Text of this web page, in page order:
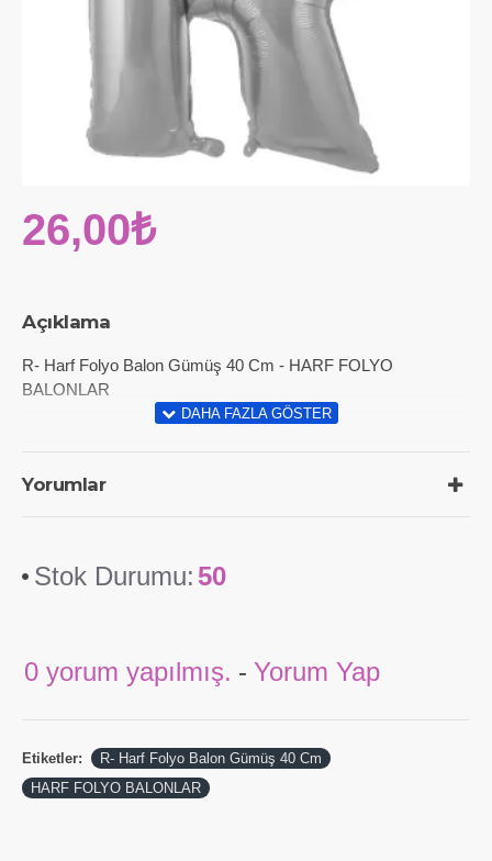
Açıklama
R- Harf Folyo Balon Gümüş 40 Cm - HARF FOLYO
BALONLAR
Yorumlar
Stok Durumu: 50
0 yorum yapılmış. - Yorum Yap
26,00₺
Etiketler:
R- Harf Folyo Balon Gümüş 40 Cm
HARF FOLYO BALONLAR